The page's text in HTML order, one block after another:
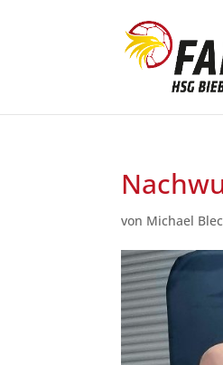
von Michael